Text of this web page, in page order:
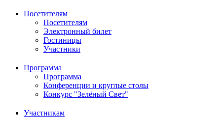
Посетителям
Посетителям
Электронный билет
Гостиницы
Участники
Программа
Программа
Конференции и круглые столы
Конкурс "Зелёный Свет"
Участникам